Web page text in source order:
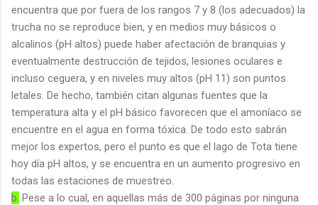
encuentra que por fuera de los rangos 7 y 8 (los adecuados) la
trucha no se reproduce bien, y en medios muy básicos o
alcalinos (pH altos) puede haber afectación de branquias y
eventualmente destrucción de tejidos, lesiones oculares e
incluso ceguera, y en niveles muy altos (pH 11) son puntos
letales. De hecho, también citan algunas fuentes que la
temperatura alta y el pH básico favorecen que el amoníaco se
encuentre en el agua en forma tóxica. De todo esto sabrán
mejor los expertos, pero el punto es que el lago de Tota tiene
hoy día pH altos, y se encuentra en un aumento progresivo en
todas las estaciones de muestreo.
b. Pese a lo cual, en aquellas más de 300 páginas por ninguna